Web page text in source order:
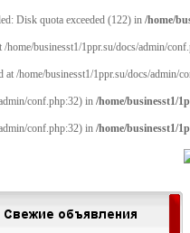
Disk quota exceeded (122) in /home/
home/businesst1/1ppr.su/docs/admin/
at /home/businesst1/1ppr.su/docs/admin/
conf.php:32) in /home/businesst1/
conf.php:32) in /home/businesst1/